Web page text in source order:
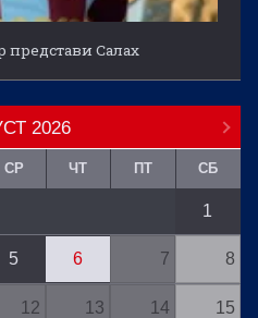
представи Салах
2026
СР ЧТ ПТ СБ
1
5 6 7 8
12 13 14 15